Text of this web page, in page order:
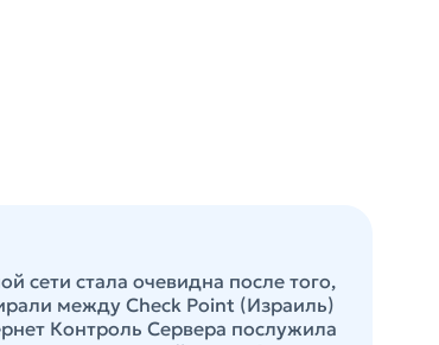
сети стала очевидна после того,
между Check Point (Израиль)
Контроль Сервера послужила